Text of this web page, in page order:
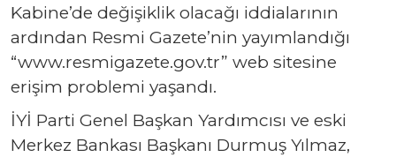
Kabine’de değişiklik olacağı iddialarının
ardından Resmi Gazete’nin yayımlandığı
“www.resmigazete.gov.tr” web sitesine
erişim problemi yaşandı.
İYİ Parti Genel Başkan Yardımcısı ve eski
Merkez Bankası Başkanı Durmuş Yılmaz,